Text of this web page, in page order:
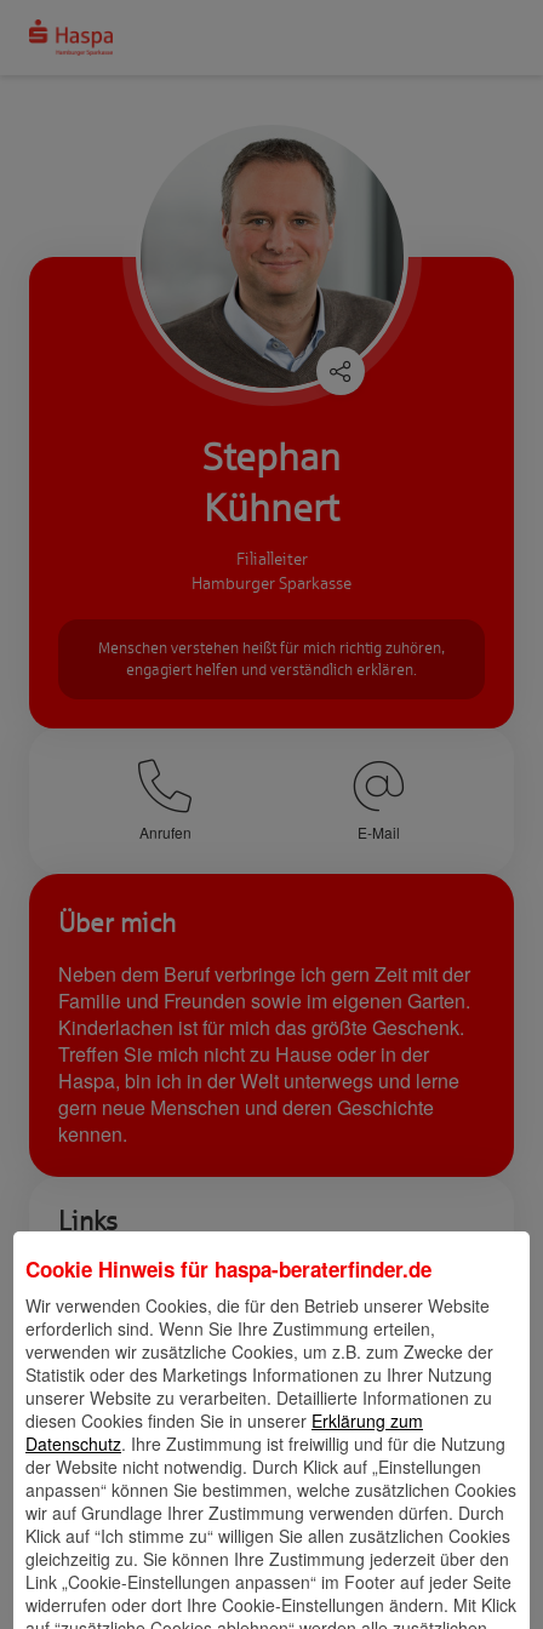
Stephan
Kühnert
Filialleiter
Hamburger Sparkasse
Menschen verstehen heißt für mich richtig zuhören,
engagiert helfen und verständlich erklären.
Anrufen E-Mail
Über mich
Neben dem Beruf verbringe ich gern Zeit mit der
Familie und Freunden sowie im eigenen Garten.
Kinderlachen ist für mich das größte Geschenk.
Treffen Sie mich nicht zu Hause oder in der
Haspa, bin ich in der Welt unterwegs und lerne
gern neue Menschen und deren Geschichte
kennen.
Links
Kontakt
speichern
Walletkarte
hinzufügen
Rückrufwunsch
Website
🎊 Haspa-
Veranstaltungen
🎯 Service-
Center
🎁 Kunden
werben
Cookie Hinweis für haspa-beraterfinder.de
Wir verwenden Cookies, die für den Betrieb unserer Website
erforderlich sind. Wenn Sie Ihre Zustimmung erteilen,
verwenden wir zusätzliche Cookies, um z.B. zum Zwecke der
Statistik oder des Marketings Informationen zu Ihrer Nutzung
unserer Website zu verarbeiten. Detaillierte Informationen zu
diesen Cookies finden Sie in unserer Erklärung zum
Datenschutz. Ihre Zustimmung ist freiwillig und für die Nutzung
der Website nicht notwendig. Durch Klick auf „Einstellungen
anpassen“ können Sie bestimmen, welche zusätzlichen Cookies
wir auf Grundlage Ihrer Zustimmung verwenden dürfen. Durch
Klick auf “Ich stimme zu“ willigen Sie allen zusätzlichen Cookies
gleichzeitig zu. Sie können Ihre Zustimmung jederzeit über den
Link „Cookie-Einstellungen anpassen“ im Footer auf jeder Seite
widerrufen oder dort Ihre Cookie-Einstellungen ändern. Mit Klick